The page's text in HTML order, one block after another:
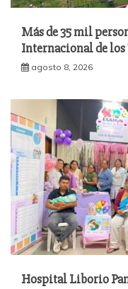
Más de 35 mil
Internacional de los
agosto 8, 2026
Hospital Liborio